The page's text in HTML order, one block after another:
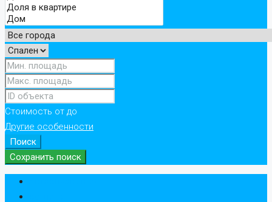
Стоимость от до
Другие особенности
Поиск
Сохранить поиск